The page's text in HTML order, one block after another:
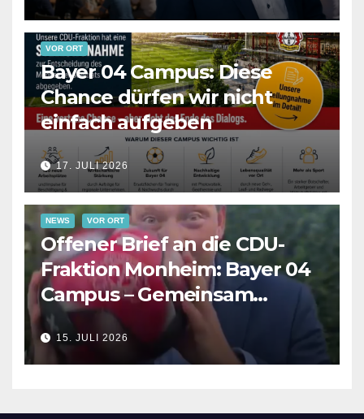
VOR ORT
Bayer 04 Campus: Diese
Chance dürfen wir nicht
einfach aufgeben
17. JULI 2026
NEWS VOR ORT
Offener Brief an die CDU-
Fraktion Monheim: Bayer 04
Campus – Gemeinsam
Verantwortung für die
Zukunft übernehmen
15. JULI 2026